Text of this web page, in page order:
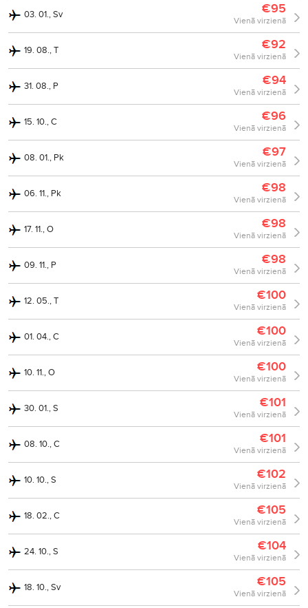
03. 01., Sv €95
Vienā virzienā
19. 08., T €92
Vienā virzienā
31. 08., P €94
Vienā virzienā
15. 10., C €96
Vienā virzienā
08. 01., Pk €97
Vienā virzienā
06. 11., Pk €98
Vienā virzienā
17. 11., O €98
Vienā virzienā
09. 11., P €98
Vienā virzienā
12. 05., T €100
Vienā virzienā
01. 04., C €100
Vienā virzienā
10. 11., O €100
Vienā virzienā
30. 01., S €101
Vienā virzienā
08. 10., C €101
Vienā virzienā
10. 10., S €102
Vienā virzienā
18. 02., C €105
Vienā virzienā
24. 10., S €104
Vienā virzienā
18. 10., Sv €105
Vienā virzienā